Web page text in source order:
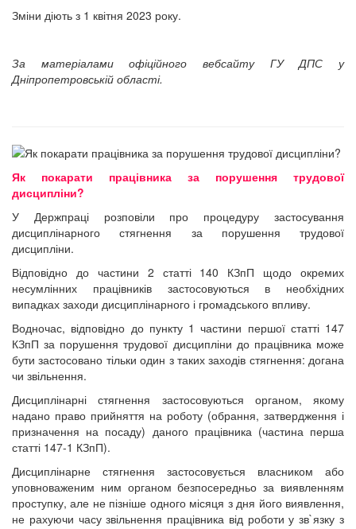
Зміни діють з 1 квітня 2023 року.
За матеріалами офіційного вебсайту ГУ ДПС у
Дніпропетровській області.
Як покарати працівника за порушення трудової
дисципліни?
У Держпраці розповіли про процедуру застосування
дисциплінарного стягнення за порушення трудової
дисципліни.
Відповідно до частини 2 статті 140 КЗпП щодо окремих
несумлінних працівників застосовуються в необхідних
випадках заходи дисциплінарного і громадського впливу.
Водночас, відповідно до пункту 1 частини першої статті 147
КЗпП за порушення трудової дисципліни до працівника може
бути застосовано тільки один з таких заходів стягнення: догана
чи звільнення.
Дисциплінарні стягнення застосовуються органом, якому
надано право прийняття на роботу (обрання, затвердження і
призначення на посаду) даного працівника (частина перша
статті 147-1 КЗпП).
Дисциплінарне стягнення застосовується власником або
уповноваженим ним органом безпосередньо за виявленням
проступку, але не пізніше одного місяця з дня його виявлення,
не рахуючи часу звільнення працівника від роботи у зв`язку з